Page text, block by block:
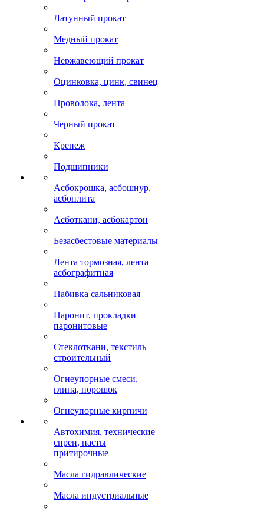
Латунный прокат
Медный прокат
Нержавеющий прокат
Оцинковка, цинк, свинец
Проволока, лента
Черный прокат
Крепеж
Подшипники
Асбокрошка, асбошнур,
асбоплита
Асботкани, асбокартон
Безасбестовые материалы
Лента тормозная, лента
асбографитная
Набивка сальниковая
Паронит, прокладки
паронитовые
Стеклоткани, текстиль
строительный
Огнеупорные смеси,
глина, порошок
Огнеупорные кирпичи
Автохимия, технические
спреи, пасты
притирочные
Масла гидравлические
Масла индустриальные